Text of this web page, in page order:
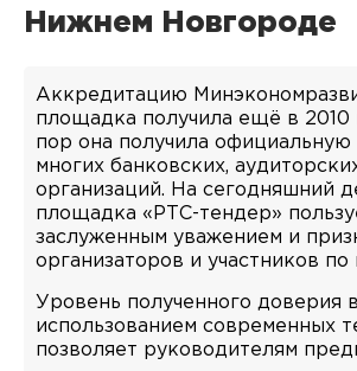
Нижнем Новгороде
Аккредитацию
площадка получила ещё в 2010
пор она получила
многих банковских,
организаций. На сегодняшний
площадка «РТС-тендер»
заслуженным уважением и
организаторов и участников по
Уровень полученного доверия
использованием современных
позволяет руководителям